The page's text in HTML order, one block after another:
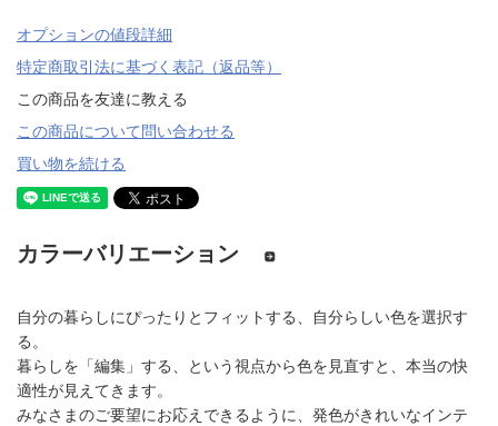
オプションの値段詳細
特定商取引法に基づく表記（返品等）
この商品を友達に教える
この商品について問い合わせる
買い物を続ける
カラーバリエーション
自分の暮らしにぴったりとフィットする、自分らしい色を選択す
る。
暮らしを「編集」する、という視点から色を見直すと、本当の快
適性が見えてきます。
みなさまのご要望にお応えできるように、発色がきれいなインテ